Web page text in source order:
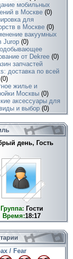
мобильных
в Москве (0)
для
в Москве (0)
вакуумных
Jurop (0)
от Dekree (0)
запчастей
доставка по всей
(0)
жилье и
Москвы (0)
аксессуары для
и выбор (0)
день, Гость
Группа: Гости
Время:18:17
/ Fear